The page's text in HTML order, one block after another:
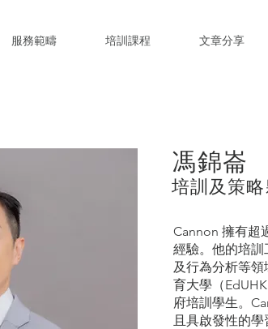
服務範疇 培訓課程 文章分享
馮錦崙
培訓及策
Cannon 擁有超
經驗。他的培
及行為分析等
育大學（
府培訓學生。
且具啟發性的學